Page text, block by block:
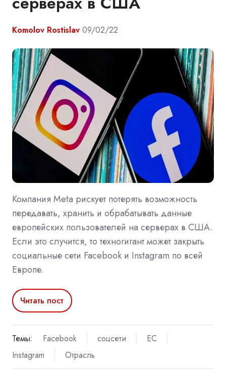
Komolov Rostislav 09/02/22
Компания Meta рискует потерять возможность
передавать, хранить и обрабатывать данные
европейских пользователей на серверах в США.
Если это случится, то техногигант может закрыть
социальные сети Facebook и Instagram по всей
Европе.
Читать пост
Темы: Facebook соцсети
ЕС
Instagram
Отрасль